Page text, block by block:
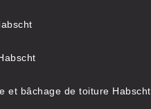
et bâchage de toiture Habscht